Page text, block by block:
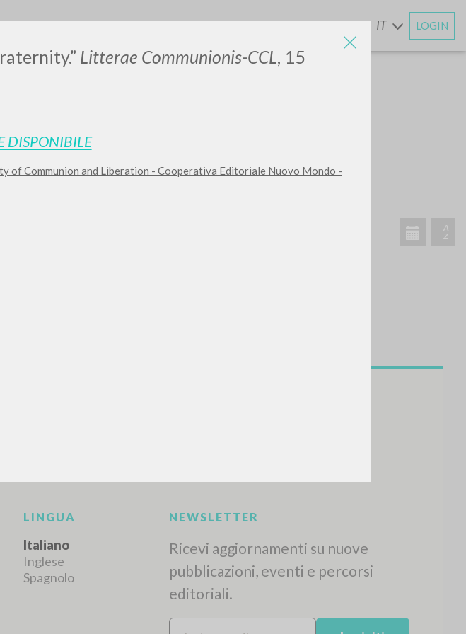
Litterae Communionis-CCL, 15
DISPONIBILE
of Communion and Liberation - Cooperativa Editoriale Nuovo Mondo -
INFO DI NAVIGAZIONE AGGIORNAMENTIENEWS CONTATTI IT LOGIN
TROVATI
per tipologia
A
Z
LINGUA
Italiano
Inglese
Spagnolo
NEWSLETTER
Ricevi aggiornamenti su nuove
pubblicazioni, eventi e percorsi
editoriali.